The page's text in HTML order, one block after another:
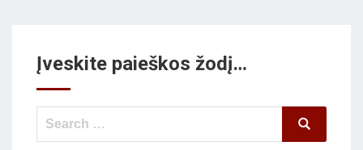
Įveskite paieškos žodį…
Search
Search